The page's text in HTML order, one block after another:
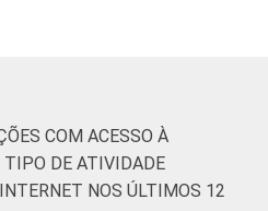
e
19
COM ACESSO À
TIPO DE ATIVIDADE
NOS ÚLTIMOS 12